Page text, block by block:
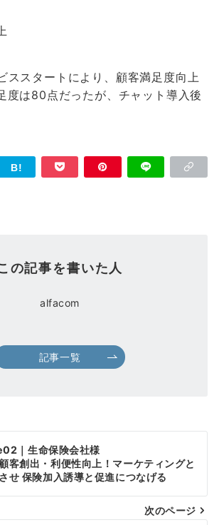
ススタートにより、顧客満足度向上
度は80点だったが、チャット導入後
の記事を書いた人
alfacom
記事一覧
｜生命保険会社様
客創出・利便性向上！マーケティングと
せ 保険加入誘導と促進につなげる
次のページ